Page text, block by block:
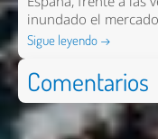
inundado el
Sigue leyendo →
Comentarios